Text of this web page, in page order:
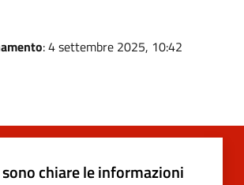
: 4 settembre 2025, 10:42
chiare le informazioni